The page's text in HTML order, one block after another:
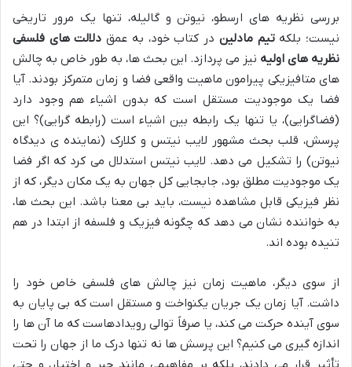
بررسی نظریه های ارسطو، نیوتن و گالیله، تنها یک مرور تاریخی
نیست؛ بلکهتیم مادلین در کتاب خود، به عمق دلالت های فلسفی
نظریه های اولیه نیز می پردازد. این بحث ها، به طور خاص به چالش
های متافیزیکی پیرامون ماهیت واقعی فضا و زمان متمرکز بودند. آیا
فضا یک موجودیت مستقل است که بدون اشیاء هم وجود دارد
(فضاگرایی)، یا تنها یک رابطه بین اشیاء است (رابطه گرایی)؟ این
پرسش، قلب بحث مشهور لایب نیتس و کلارک (نماینده ی دیدگاه
نیوتن) را تشکیل می دهد. لایب نیتس استدلال می کرد که اگر فضا
یک موجودیت مطلق بود، جابجایی کل جهان به یک مکان دیگر، که از
نظر فیزیکی قابل مشاهده نیست، باید بی معنا باشد. این بحث ها،
به خواننده نشان می دهد که چگونه فیزیک و فلسفه از ابتدا در هم
تنیده بوده اند.
از سوی دیگر، ماهیت زمان نیز چالش های فلسفی خاص خود را
داشت. آیا زمان یک جریان یکنواخت و مستقل است که بی پایان به
سوی آینده حرکت می کند، یا صرفاً توالی رویدادهاست که ما آن ها را
اندازه گیری می کنیم؟ این پرسش ها نه تنها درک ما از جهان را تحت